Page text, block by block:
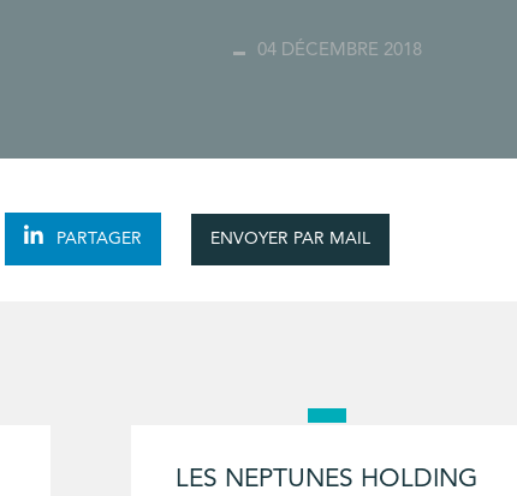
04 DÉCEMBRE 2018
PARTAGER ENVOYER PAR MAIL
LES NEPTUNES HOLDING